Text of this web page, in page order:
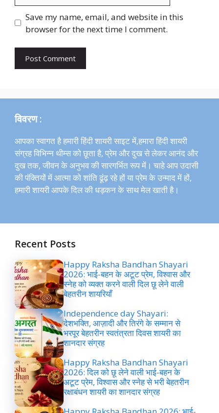
Save my name, email, and website in this
browser for the next time I comment.
विवरण :
आपका स्वागत है हमारी हिंदी शायरी साइट में,हमारा हिंदी शायरी
संग्रह विभिन्न थीम्स को छूता है, प्रेम और दुख से लेकर आनंद और
दुख तक, जीवन के अनुभव की सारगर्भित रूप में। चाहे आप उदासी
की पंक्तियों में आत्मा को शांति ढूंढ़ रहे हों या प्रेम के उन्माद में हों,
हमारी शायरी आपके दिल की धड़कन के साथ मेल खाती है।
Recent Posts
Happy Raksha Bandhan Shayari
2026: भाई-बहन के अटूट प्रेम, विश्वास और
स्नेह को व्यक्त करने वाली दिल छू लेने वाली
बेहतरीन शायरियाँ
Independence day Shayari:
देशभक्ति, आज़ादी और तिरंगे के सम्मान से
भरपूर बेहतरीन स्वतंत्रता दिवस शायरी का
शानदार संग्रह
Happy Raksha Bandhan Shayari
2026: दिल को छू लेने वाली भाई-बहन के
अटूट प्रेम, विश्वास और स्नेह से भरी बेहतरीन
रक्षाबंधन शायरी का शानदार संग्रह